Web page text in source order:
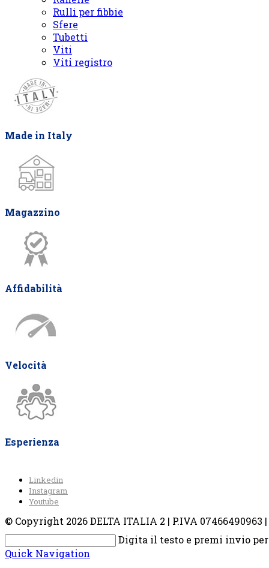
Rulli per fibbie
Sfere
Tubetti
Viti
Viti registro
Made in Italy
Magazzino
Affidabilità
Velocità
Esperienza
Linkedin
Instagram
Youtube
© Copyright 2026 DELTA ITALIA 2 | P.IVA
Digita il testo e premi invio
Quick Navigation